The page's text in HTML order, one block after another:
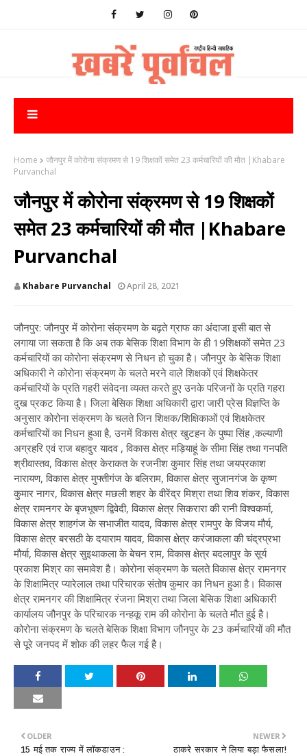
Home
जौनपुर में कोरोना संक्रमण से 19 शिक्षकों समेत 23 कर्मचारियों की मौत |Khabare
Purvanchal
जौनपुर में कोरोना संक्रमण से 19 शिक्षकों
समेत 23 कर्मचारियों की मौत |Khabare
Purvanchal
Khabare Purvanchal April 28, 2021
जौनपुर: जौनपुर में कोरोना संक्रमण के बढ़ते ग्राफ का अंदाजा इसी बात से
लगाया जा सकता है कि अब तक बेसिक शिक्षा विभाग के ही 19शिक्षकों समेत 23
कर्मचारियों का कोरोना संक्रमण से निधन हो चुका है। जौनपुर के बेसिक शिक्षा
अधिकारी ने कोरोना संक्रमण के चलते मरने वाले शिक्षकों एवं शिक्षकेतर
कर्मचारियों के प्रति गहरी संवेदना व्यक्त करते हुए उनके परिजनों के प्रति गहरा
दुख प्रकट किया है। जिला बेसिक शिक्षा अधिकारी द्वारा जारी प्रेस विज्ञप्ति के
अनुसार कोरोना संक्रमण के चलते जिन शिक्षक/शिक्षिकाओं एवं शिक्षकेतर
कर्मचारियों का निधन हुआ है, उनमें विकास क्षेत्र खुटहन के पुष्पा सिंह ,कल्याणी
अग्रहरि एवं राज बहादुर यादव , विकास क्षेत्र मड़ियाहूं के सीमा सिंह तथा गनपति
श्रीवास्तव, विकास क्षेत्र केराकत के रजनीश कुमार सिंह तथा जयप्रकाश
नारायण, विकास क्षेत्र मुफ्तीगंज के बलिराम, विकास क्षेत्र सुजानगंज के कृष्ण
कुमार नागर, विकास क्षेत्र मछली शहर के वीरेंद्र मिश्रा तथा शिव शंकर, विकास
क्षेत्र रामनगर के बृजभूषण द्विवेदी, विकास क्षेत्र सिकरारा की रानी विश्वकर्मा,
विकास क्षेत्र शाहगंज के सभाजीत यादव, विकास क्षेत्र रामपुर के विजय मौर्य,
विकास क्षेत्र बरसठी के दयाराम यादव, विकास क्षेत्र करंजाकला की चंद्रप्रभा
मौर्या, विकास क्षेत्र सुइथाकला के बेचन राम, विकास क्षेत्र बदलापुर के सूर्य
प्रकाश मिश्र का समावेश है। कोरोना संक्रमण के चलते विकास क्षेत्र रामनगर
के शिक्षामित्र प्यारेलाल तथा परिचारक संतोष कुमार का निधन हुआ है। विकास
क्षेत्र रामनगर की शिक्षामित्र रंजना मिश्रा तथा जिला बेसिक शिक्षा अधिकारी
कार्यालय जौनपुर के परिचारक नन्हकू राम की कोरोना के चलते मौत हुई है।
कोरोना संक्रमण के चलते बेसिक शिक्षा विभाग जौनपुर के 23 कर्मचारियों की मौत
से पूरे जनपद में शोक की लहर फैल गई है।
NEWER
ठाकरे सरकार ने लिया बड़ा फैसला!
OLDER
15 मई तक राज्य में लॉकडाउन :